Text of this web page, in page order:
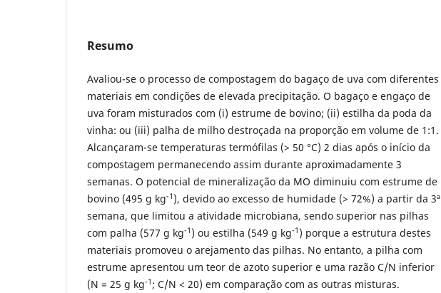
Resumo
Avaliou-se o processo de compostagem do bagaço de uva com diferentes
materiais em condições de elevada precipitação. O bagaço e engaço de
uva foram misturados com (i) estrume de bovino; (ii) estilha da poda da
vinha: ou (iii) palha de milho destroçada na proporção em volume de 1:1.
Alcançaram-se temperaturas termófilas (> 50 °C) 2 dias após o início da
compostagem permanecendo assim durante aproximadamente 3
semanas. O potencial de mineralização da MO diminuiu com estrume de
bovino (495 g kg-1 ), devido ao excesso de humidade (> 72%) a partir da 3ª
semana, que limitou a atividade microbiana, sendo superior nas pilhas
com palha (577 g kg-1 ) ou estilha (549 g kg-1 ) porque a estrutura destes
materiais promoveu o arejamento das pilhas. No entanto, a pilha com
estrume apresentou um teor de azoto superior e uma razão C/N inferior
(N = 25 g kg-1 ; C/N < 20) em comparação com as outras misturas.